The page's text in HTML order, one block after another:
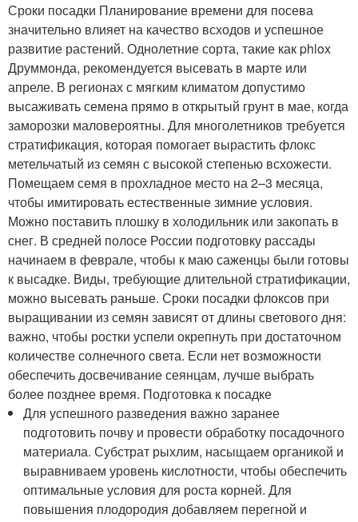
Сроки посадки Планирование времени для посева
значительно влияет на качество всходов и успешное
развитие растений. Однолетние сорта, такие как phlox
Друммонда, рекомендуется высевать в марте или
апреле. В регионах с мягким климатом допустимо
высаживать семена прямо в открытый грунт в мае, когда
заморозки маловероятны. Для многолетников требуется
стратификация, которая помогает вырастить флокс
метельчатый из семян с высокой степенью всхожести.
Помещаем семя в прохладное место на 2–3 месяца,
чтобы имитировать естественные зимние условия.
Можно поставить плошку в холодильник или закопать в
снег. В средней полосе России подготовку рассады
начинаем в феврале, чтобы к маю саженцы были готовы
к высадке. Виды, требующие длительной стратификации,
можно высевать раньше. Сроки посадки флоксов при
выращивании из семян зависят от длины светового дня:
важно, чтобы ростки успели окрепнуть при достаточном
количестве солнечного света. Если нет возможности
обеспечить досвечивание сеянцам, лучше выбрать
более позднее время. Подготовка к посадке
Для успешного разведения важно заранее
подготовить почву и провести обработку посадочного
материала. Субстрат рыхлим, насыщаем органикой и
выравниваем уровень кислотности, чтобы обеспечить
оптимальные условия для роста корней. Для
повышения плодородия добавляем перегной и